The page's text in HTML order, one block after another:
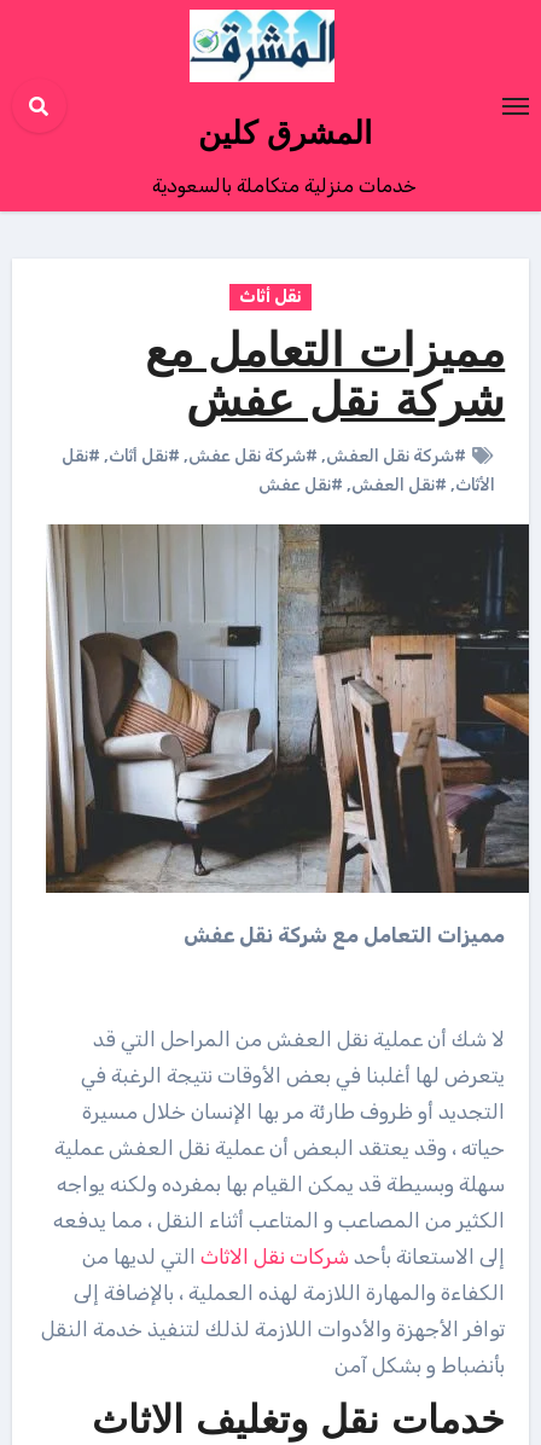
المشرق كلين
خدمات منزلية متكاملة بالسعودية
نقل أثاث
مميزات التعامل مع
شركة نقل عفش
#شركة نقل العفش, #شركة نقل عفش, #نقل أثاث, #نقل
الأثاث, #نقل العفش, #نقل عفش
مميزات التعامل مع شركة نقل عفش
لا شك أن عملية نقل العفش من المراحل التي قد
يتعرض لها أغلبنا في بعض الأوقات نتيجة الرغبة في
التجديد أو ظروف طارئة مر بها الإنسان خلال مسيرة
حياته ، وقد يعتقد البعض أن عملية نقل العفش عملية
سهلة وبسيطة قد يمكن القيام بها بمفرده ولكنه يواجه
الكثير من المصاعب و المتاعب أثناء النقل ، مما يدفعه
إلى الاستعانة بأحد شركات نقل الاثاثالتي لديها من
الكفاءة والمهارة اللازمة لهذه العملية ، بالإضافة إلى
توافر الأجهزة والأدوات اللازمة لذلك لتنفيذ خدمة النقل
بأنضباط و بشكل آمن
خدمات نقل وتغليف الاثاث